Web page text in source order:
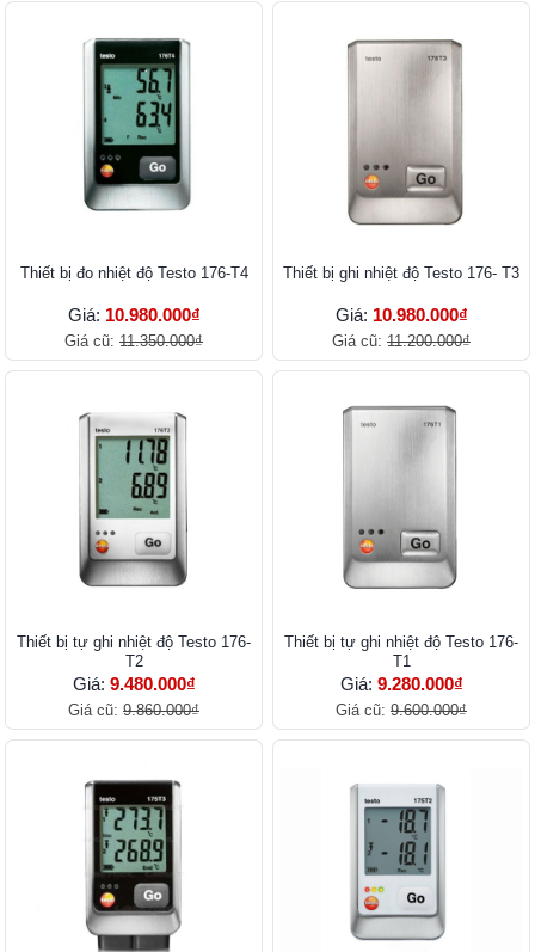
Thiết bị đo nhiệt độ Testo 176-T4
Giá: 10.980.000₫
Giá cũ: 11.350.000₫
Thiết bị ghi nhiệt độ Testo 176- T3
Giá: 10.980.000₫
Giá cũ: 11.200.000₫
Thiết bị tự ghi nhiệt độ Testo 176-
T2
Giá: 9.480.000₫
Giá cũ: 9.860.000₫
Thiết bị tự ghi nhiệt độ Testo 176-
T1
Giá: 9.280.000₫
Giá cũ: 9.600.000₫